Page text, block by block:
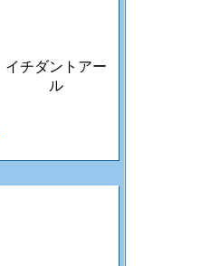
イチダントアー
ル